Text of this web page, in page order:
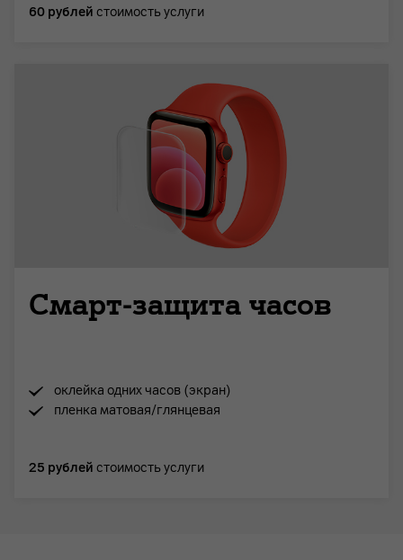
60 рублей стоимость услуги
Смарт-защита часов
оклейка одних часов (экран)
пленка матовая/глянцевая
25 рублей стоимость услуги